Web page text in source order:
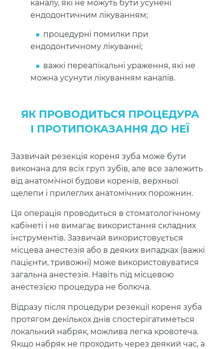
каналу, які не можуть бути усунені
ендодонтичним лікуванням;
процедурні помилки при
ендодонтичному лікуванні;
важкі переапікальні ураження, які не
можна усунути лікуванням каналів.
ЯК ПРОВОДИТЬСЯ ПРОЦЕДУРА
І ПРОТИПОКАЗАННЯ ДО НЕЇ
Зазвичай резекція кореня зуба може бути
виконана для всіх груп зубів, але все залежить
від анатомічної будови коренів, верхньої
щелепи і прилеглих анатомічних порожнин.
Ця операція проводиться в стоматологічному
кабінеті і не вимагає використання складних
інструментів. Зазвичай використовується
місцева анестезія або в деяких випадках (важкі
пацієнти, тривожні) може використовуватися
загальна анестезія. Навіть під місцевою
анестезією процедура не болюча.
Відразу після процедури резекції кореня зуба
протягом декількох днів спостерігатиметься
локальний набряк, можлива легка кровотеча.
Якщо набряк не проходить через деякий час, а